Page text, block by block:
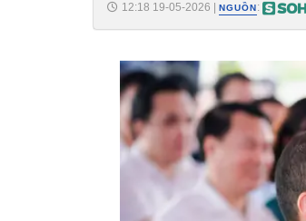
12:18 19-05-2026 | NGUỒN: